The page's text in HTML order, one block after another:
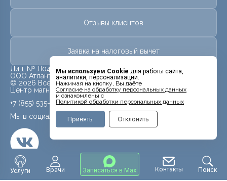
Услуги Врачи Записаться в Max Контакты Поиск
Мы используем Cookie для работы сайта,
аналитики, персонализации.
Нажимая на кнопку, Вы даёте
Cогласие на обработку персональных данных
и ознакомлены с
Политикой обработки персональных данных
Принять Отклонить
Отзывы клиентов
Заявка на налоговый вычет
Лиц. № Л041-01181-16/02360583 от 26 мая 2025
ООО Атлант
© 2026 Все права защищены.
Центр магнитно-резонансной томографии «МРТ Лидер»
Мы в социальных сетях
+7 (855) 535-15-35